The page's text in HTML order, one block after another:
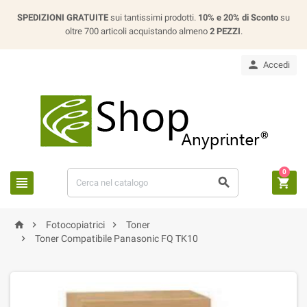
SPEDIZIONI GRATUITE sui tantissimi prodotti. 10% e 20% di Sconto su
oltre 700 articoli acquistando almeno 2 PEZZI.
 Accedi
  
0
  Fotocopiatrici 
Toner

Toner Compatibile Panasonic FQ TK10